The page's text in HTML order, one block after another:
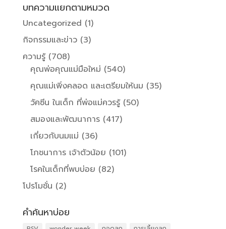
บทความแยกตามหมวด
Uncategorized (1)
กิจกรรมและข่าว(3)
ความรู้(708)
คุณพ่อคุณแม่มือใหม่ (540)
คุณแม่เพิ่งคลอด และเตรียมให้นม (35)
วัคซีน ในเด็ก ที่พ่อแม่ควรรู้(50)
สมองและพัฒนาการ(417)
เกี่ยวกับนมแม่ (36)
โภชนาการ เจ้าตัวน้อย (101)
โรคในเด็กที่พบบ่อย (82)
โปรโมชั่น (2)
คำค้นหาบ่อย